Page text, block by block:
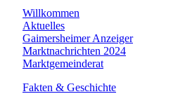
Willkommen
Aktuelles
Gaimersheimer Anzeiger
Marktnachrichten 2024
Marktgemeinderat
Fakten & Geschichte